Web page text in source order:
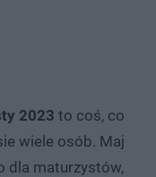
2023 to coś, co
wiele osób. Maj
dla maturzystów,